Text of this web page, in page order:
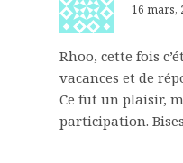
16 mars,
Rhoo, cette fois
vacances et de
Ce fut un plaisir,
participation.